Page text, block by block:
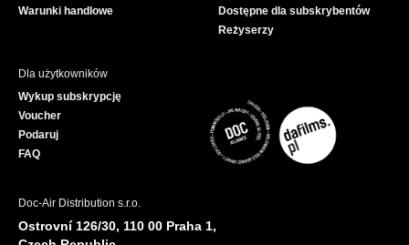
Warunki handlowe
Dostępne dla subskrybentów
Reżyserzy
Dla użytkowników
Wykup subskrypcję
Voucher
Podaruj
FAQ
Doc-Air Distribution s.r.o.
Ostrovní 126/30, 110 00 Praha 1,